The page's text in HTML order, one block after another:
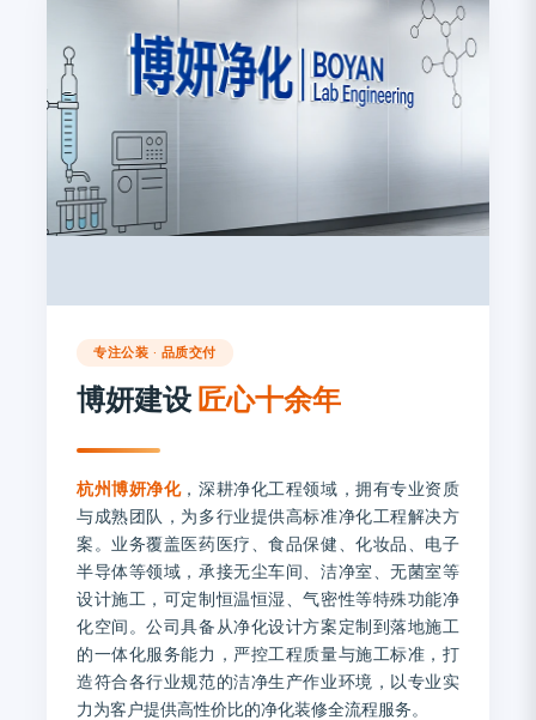
专注公装 · 品质交付
博妍建设 匠心十余年
杭州博妍净化，深耕净化工程领域，拥有专业资质
与成熟团队，为多行业提供高标准净化工程解决方
案。业务覆盖医药医疗、食品保健、化妆品、电子
半导体等领域，承接无尘车间、洁净室、无菌室等
设计施工，可定制恒温恒湿、气密性等特殊功能净
化空间。公司具备从净化设计方案定制到落地施工
的一体化服务能力，严控工程质量与施工标准，打
造符合各行业规范的洁净生产作业环境，以专业实
力为客户提供高性价比的净化装修全流程服务。